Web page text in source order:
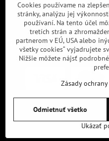
Odkazy
©
Predvoľby súkromia
Vytvorené
Cookies používame na
stránky, analýzu jej
používaní. Na tento účel
tretích strán a
partnerom v EÚ, USA alebo
všetky cookies“ vyjadrujete
Nižšie môžete nájsť
Zásady
Ukázať
Odmietnuť všetko